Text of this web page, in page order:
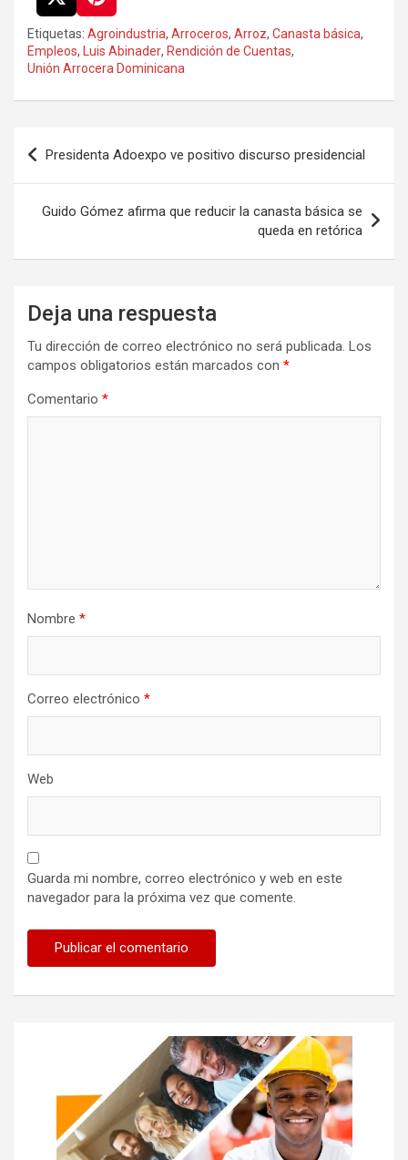
Etiquetas: Agroindustria, Arroceros, Arroz, Canasta básica,
Empleos, Luis Abinader, Rendición de Cuentas,
Unión Arrocera Dominicana
Navegación
de
entradas
Presidenta Adoexpo ve positivo discurso presidencial
Guido Gómez afirma que reducir la canasta básica se
queda en retórica
Deja una respuesta
Tu dirección de correo electrónico no será publicada. Los
campos obligatorios están marcados con *
Comentario *
Nombre *
Correo electrónico *
Web
Guarda mi nombre, correo electrónico y web en este
navegador para la próxima vez que comente.